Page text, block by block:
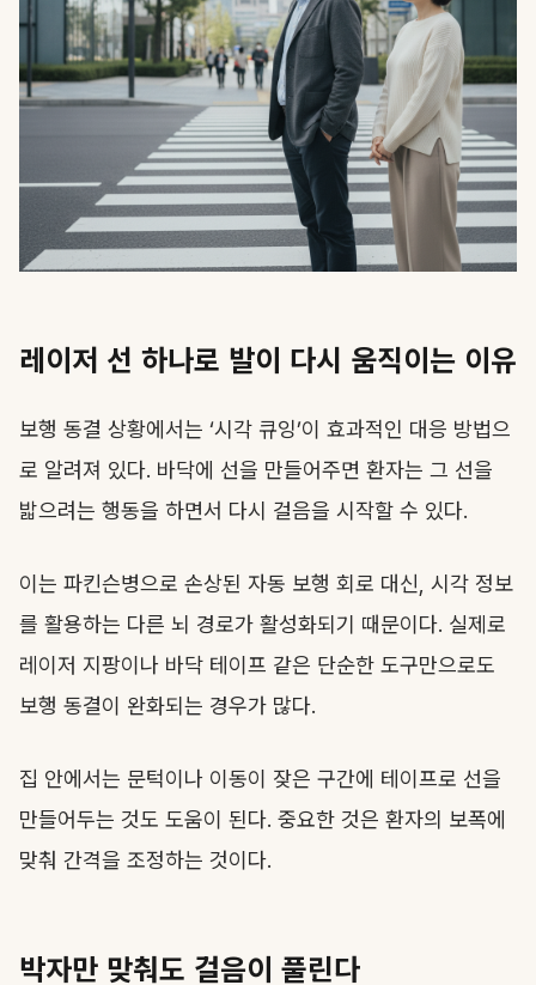
레이저 선 하나로 발이 다시 움직이는 이유
보행 동결 상황에서는 ‘시각 큐잉’이 효과적인 대응 방법으
로 알려져 있다. 바닥에 선을 만들어주면 환자는 그 선을
밟으려는 행동을 하면서 다시 걸음을 시작할 수 있다.
이는 파킨슨병으로 손상된 자동 보행 회로 대신, 시각 정보
를 활용하는 다른 뇌 경로가 활성화되기 때문이다. 실제로
레이저 지팡이나 바닥 테이프 같은 단순한 도구만으로도
보행 동결이 완화되는 경우가 많다.
집 안에서는 문턱이나 이동이 잦은 구간에 테이프로 선을
만들어두는 것도 도움이 된다. 중요한 것은 환자의 보폭에
맞춰 간격을 조정하는 것이다.
박자만 맞춰도 걸음이 풀린다